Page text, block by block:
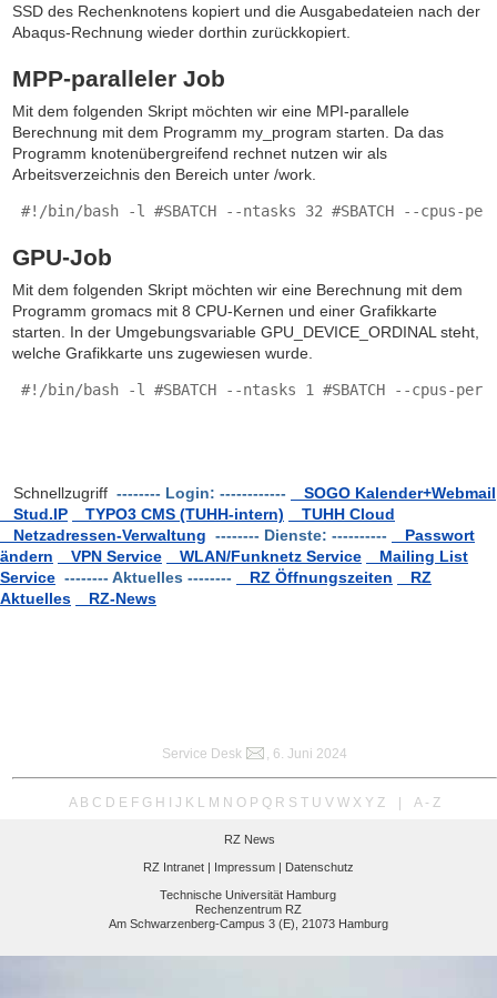
SSD des Rechenknotens kopiert und die Ausgabedateien nach der
Abaqus-Rechnung wieder dorthin zurückkopiert.
MPP-paralleler Job
Mit dem folgenden Skript möchten wir eine MPI-parallele
Berechnung mit dem Programm my_program starten. Da das
Programm knotenübergreifend rechnet nutzen wir als
Arbeitsverzeichnis den Bereich unter/work
#!/bin/bash -l #SBATCH --ntasks 32 #SBATCH --cpus-
GPU-Job
Mit dem folgenden Skript möchten wir eine Berechnung mit dem
Programmgromacs mit 8 CPU-Kernen und einer Grafikkarte
starten. In der UmgebungsvariableGPU_DEVICE_ORDINAL steht,
welche Grafikkarte uns zugewiesen wurde.
#!/bin/bash -l #SBATCH --ntasks 1 #SBATCH --cpus-
Schnellzugriff -------- Login: ------------
SOGO Kalender+Webmail
Stud.IP
TYPO3 CMS (TUHH-intern)
TUHH Cloud
Netzadressen-Verwaltung -------- Dienste: ----------
Passwort
ändern
VPN Service WLAN/Funknetz Service
Mailing List
Service -------- Aktuelles -------- RZ Öffnungszeiten
RZ
Aktuelles
RZ-News
Service Desk , 6. Juni 2024
A B C D E F G H J K L M N O P Q R S T U V W X Y Z |A - Z
RZ News
RZ Intranet | Impressum | Datenschutz
Technische Universität Hamburg
Rechenzentrum RZ
Am Schwarzenberg-Campus 3 (E), 21073 Hamburg